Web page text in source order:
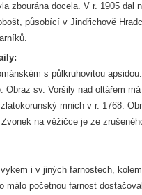
zbourána docela. V r. 1905 dal
působící v Jindřichově
s půlkruhovitou
sv. Voršily nad oltářem
mnich v r. 1768.
na věžičce je ze
i v jiných farnostech,
málo početnou farnost